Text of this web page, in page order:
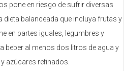
pone en riesgo de sufrir diversas
dieta balanceada que incluya frutas y
en partes iguales, legumbres y
beber al menos dos litros de agua y
azúcares refinados.